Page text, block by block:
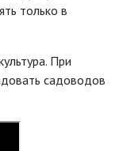
только в
При
садоводов